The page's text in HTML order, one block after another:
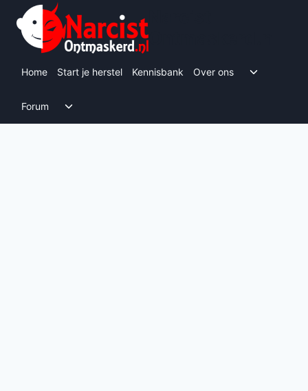
Doorgaan
naar
inhoud
Home Start je herstel Kennisbank Over ons Toggle
Forum Toggle submenu